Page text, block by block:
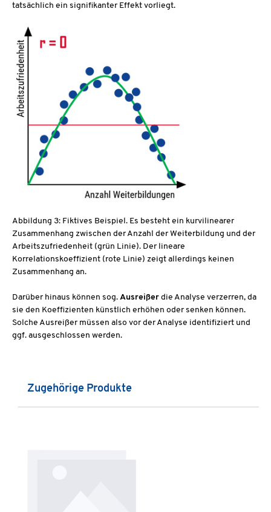
tatsächlich ein signifikanter Effekt vorliegt.
Abbildung 3: Fiktives Beispiel. Es besteht ein kurvilinearer
Zusammenhang zwischen der Anzahl der Weiterbildung und der
Arbeitszufriedenheit (grün Linie). Der lineare
Korrelationskoeffizient (rote Linie) zeigt allerdings keinen
Zusammenhang an.
Darüber hinaus können sog. Ausreißer die Analyse verzerren, da
sie den Koeffizienten künstlich erhöhen oder senken können.
Solche Ausreißer müssen also vor der Analyse identifiziert und
ggf. ausgeschlossen werden.
Produktgalerie überspringen
Zugehörige Produkte